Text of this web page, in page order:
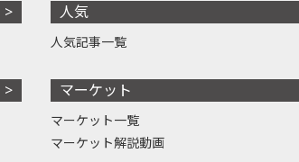
人気
人気記事一覧
マーケット
マーケット一覧
マーケット解説動画